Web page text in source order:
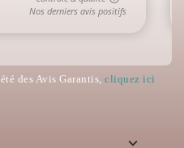
des Avis Garantis, cliquez ici
